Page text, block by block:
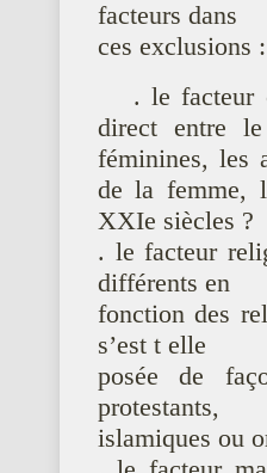
facteurs dans
ces exclusions :
. le facteur
direct entre le
féminines, les
de la femme,
XXIe siècles ?
. le facteur
différents en
fonction des
s’est t elle
posée de
protestants,
islamiques ou